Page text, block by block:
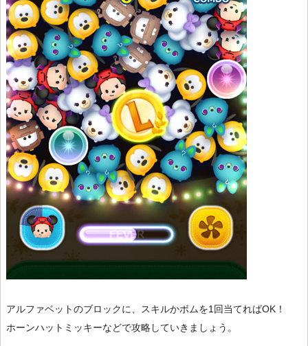
アルファベットのブロックに、スキルかボムを1回当てればOK！
ホーンハットミッキーなどで攻略していきましょう。